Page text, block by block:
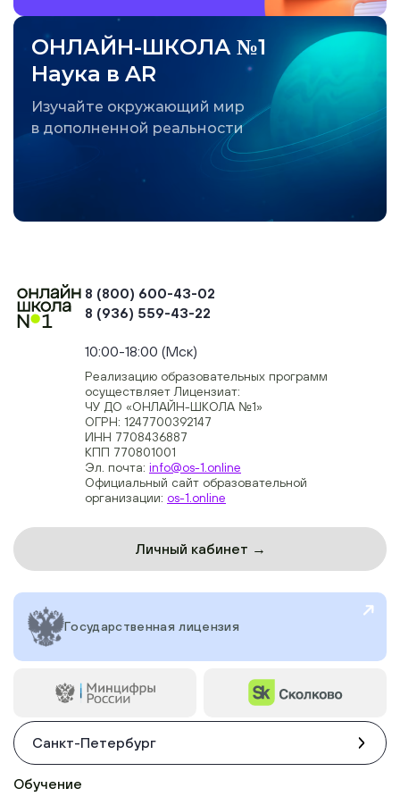
ОНЛАЙН-ШКОЛА №1
Наука в AR
Изучайте окружающий мир
в дополненной реальности
8 (800) 600-43-02
8 (936) 559-43-22
10:00-18:00 (Мск)
Реализацию образовательных программ
осуществляет Лицензиат:
ЧУ ДО «ОНЛАЙН-ШКОЛА №1»
ОГРН: 1247700392147
ИНН 7708436887
КПП 770801001
Эл. почта: info@os-1.online
Официальный сайт образовательной
организации: os-1.online
Личный кабинет →
Государственная лицензия
Санкт-Петербург
Обучение